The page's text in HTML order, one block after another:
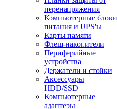
перенапряжения
Компьютерные блоки
питания и UPS'ы
Карты памяти
Флеш-накопители
Периферийные
устройства
Держатели и стойки
Аксессуары
HDD/SSD
Компьютерные
адаптеры